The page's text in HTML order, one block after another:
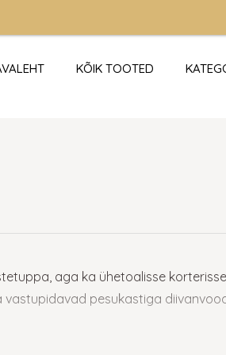
KÕIK TOOTED
aga ka ühetoalisse
vastupidavad pesukastiga